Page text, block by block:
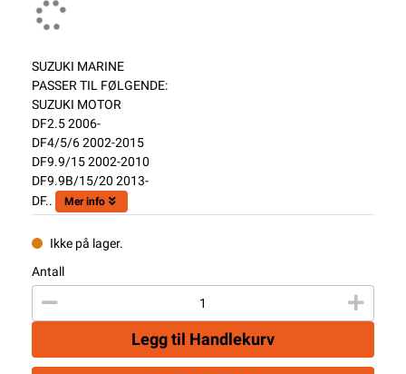
SUZUKI MARINE
PASSER TIL FØLGENDE:
SUZUKI MOTOR
DF2.5 2006-
DF4/5/6 2002-2015
DF9.9/15 2002-2010
DF9.9B/15/20 2013-
DF..
Mer info
Ikke på lager.
Antall
Legg til Handlekurv